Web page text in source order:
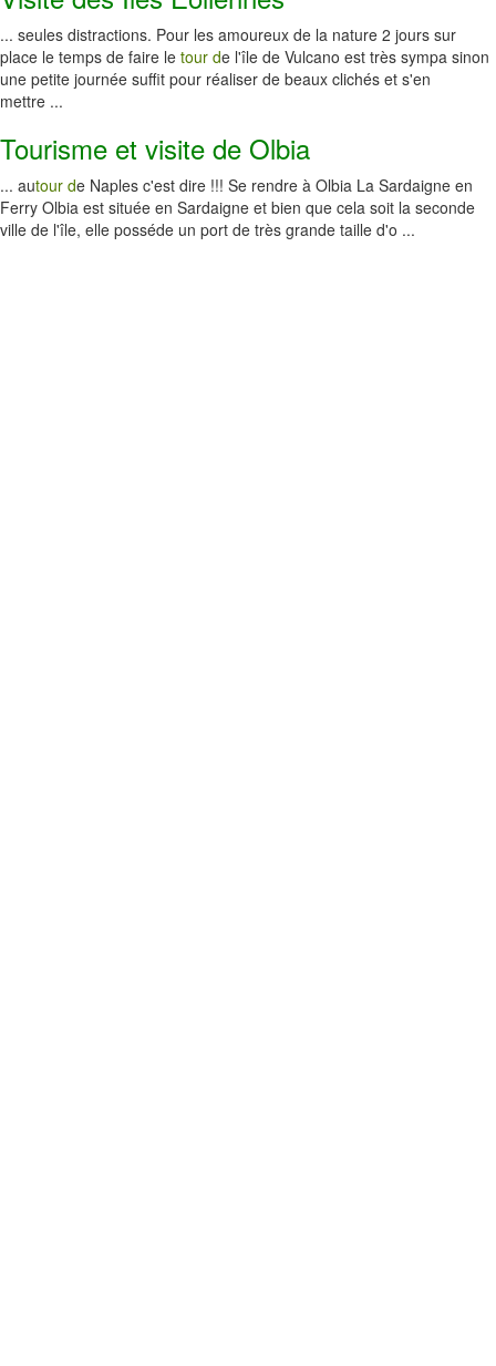
... seules distractions. Pour les amoureux de la nature 2 jours sur
place le temps de faire le tour de l'île de Vulcano est très sympa sinon
une petite journée suffit pour réaliser de beaux clichés et s'en
mettre ...
Tourisme et visite de Olbia
... autour de Naples c'est dire !!! Se rendre à Olbia La Sardaigne en
Ferry Olbia est située en Sardaigne et bien que cela soit la seconde
ville de l'île, elle posséde un port de très grande taille d'o ...